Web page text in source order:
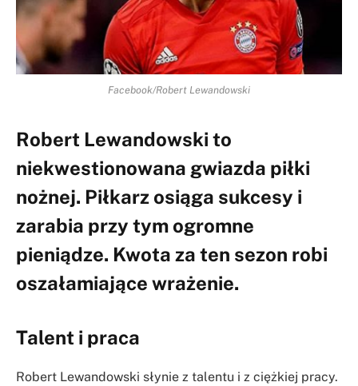
Facebook/Robert Lewandowski
Robert Lewandowski to
niekwestionowana gwiazda piłki
nożnej. Piłkarz osiąga sukcesy i
zarabia przy tym ogromne
pieniądze. Kwota za ten sezon robi
oszałamiające wrażenie.
Talent i praca
Robert Lewandowski słynie z talentu i z ciężkiej pracy.